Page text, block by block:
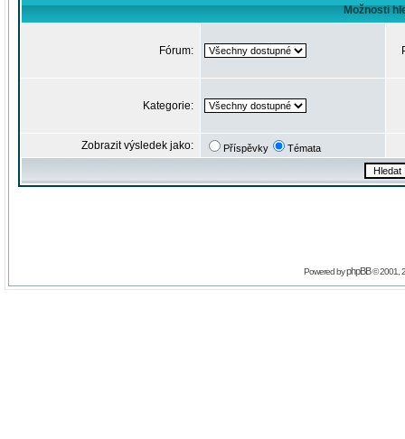
Možnosti
Fórum:
Kategorie:
Zobrazit výsledek jako: Příspěvky Témata
Powered byphpBB© 2001,